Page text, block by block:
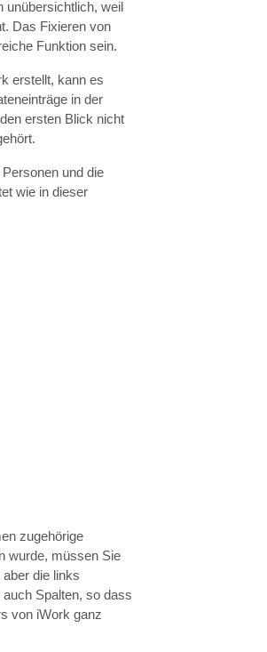
unübersichtlich, weil
Das Fixieren von
Funktion sein.
erstellt, kann es
in der
ersten Blick nicht
und die
wie in dieser
zugehörige
wurde, müssen Sie
die links
Spalten, so dass
von iWork ganz